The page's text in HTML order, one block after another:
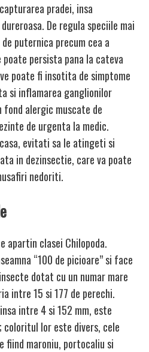
pradei, insa
De regula speciile mai
puternica precum cea a
persista pana la cateva
poate fi insotita de simptome
si inflamarea ganglionilor
alergic muscate de
de urgenta la medic.
evitati sa le atingeti si
in dezinsectie, care va poate
nedoriti.
apartin clasei Chilopoda.
“100 de picioare” si face
dotat cu un numar mare
intre 15 si 177 de perechi.
intre 4 si 152 mm, este
lor este divers, cele
fiind maroniu, portocaliu si